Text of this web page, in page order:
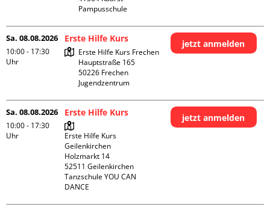
Pampusschule
Sa. 08.08.2026
10:00 - 17:30
Uhr
Erste Hilfe Kurs
Erste Hilfe Kurs Frechen
Hauptstraße 165
50226 Frechen
Jugendzentrum
jetzt anmelden
Sa. 08.08.2026
10:00 - 17:30
Uhr
Erste Hilfe Kurs
Erste Hilfe Kurs
Geilenkirchen
Holzmarkt 14
52511 Geilenkirchen
Tanzschule YOU CAN
DANCE
jetzt anmelden